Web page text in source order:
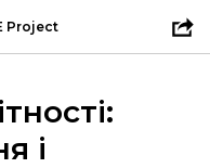
Project
і